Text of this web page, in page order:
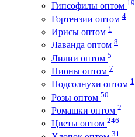
Гипсофилы оптом 19
Гортензии оптом 4
Ирисы оптом 1
Лаванда оптом 8
Лилии оптом 5
Пионы оптом 7
Подсолнухи оптом 1
Розы оптом 50
Ромашки оптом 2
Цветы оптом 246
31